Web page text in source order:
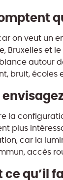
on veut un
et
autour
bruit,
la
plus
car la
accès
ce qu’il